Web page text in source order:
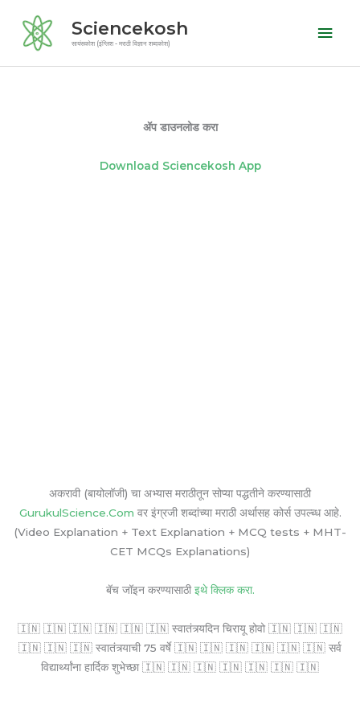
content
Sciencekosh
सायंसकोश (इंग्लिश - मराठी विज्ञान शब्दकोश)
ॲप डाउनलोड करा
Download Sciencekosh App
अकरावी (बायोलॉजी) चा अभ्यास मराठीतून सोप्या पद्धतीने करण्यासाठी
GurukulScience.Com वर इंग्रजी शब्दांच्या मराठी अर्थासह कोर्स उपल्ब्ध आहे.
(Video Explanation + Text Explanation + MCQ tests + MHT-
CET MCQs Explanations)
बॅच जॉइन करण्यासाठी इथे क्लिक करा.
🇮🇳 🇮🇳 🇮🇳 🇮🇳 🇮🇳 🇮🇳 स्वातंत्र्यदिन चिरायू होवो 🇮🇳 🇮🇳 🇮🇳
🇮🇳 🇮🇳 🇮🇳 स्वातंत्र्याची 75 वर्षे 🇮🇳 🇮🇳 🇮🇳 🇮🇳 🇮🇳 🇮🇳 सर्व
विद्यार्थ्यांना हार्दिक शुभेच्छा 🇮🇳 🇮🇳 🇮🇳 🇮🇳 🇮🇳 🇮🇳 🇮🇳